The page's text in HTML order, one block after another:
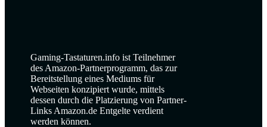
Gaming-Tastaturen.info ist Teilnehmer
des Amazon-Partnerprogramm, das zur
Bereitstellung eines Mediums für
Webseiten konzipiert wurde, mittels
dessen durch die Platzierung von Partner-
Links Amazon.de Entgelte verdient
werden können.